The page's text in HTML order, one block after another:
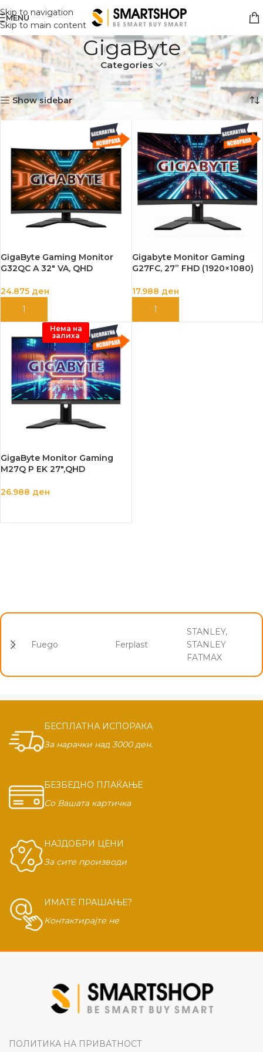
Skip to navigation
Skip to main content
MENU
GigaByte
Categories
Дома Продукт Brand GigaByte Showing all 3 results
Show sidebar
GigaByte Gaming Monitor
G32QC A 32″ VA, QHD
24.875 ден
ДОДАЈ ВО КОШНИЦА
Gigabyte Monitor Gaming
G27FC, 27” FHD (1920×1080)
17.988 ден
ДОДАЈ ВО КОШНИЦА
Нема на
залиха
GigaByte Monitor Gaming
M27Q P EK 27″,QHD
26.988 ден
Fuego Ferplast
STANLEY,
STANLEY
FATMAX
БЕСПЛАТНА ИСПОРАКА
За нарачки над 3000 ден.
БЕЗБЕДНО ПЛАЌАЊЕ
Со Вашата картичка
НАЈДОБРИ ЦЕНИ
За сите производи
ИМАТЕ ПРАШАЊЕ?
Контактирајте не
ПОЛИТИКА НА ПРИВАТНОСТ